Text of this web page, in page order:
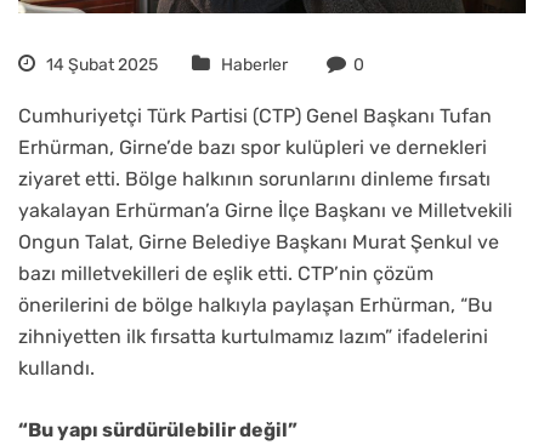
14 Şubat 2025 Haberler 0
Cumhuriyetçi Türk Partisi (CTP) Genel Başkanı Tufan
Erhürman, Girne’de bazı spor kulüpleri ve dernekleri
ziyaret etti. Bölge halkının sorunlarını dinleme fırsatı
yakalayan Erhürman’a Girne İlçe Başkanı ve Milletvekili
Ongun Talat, Girne Belediye Başkanı Murat Şenkul ve
bazı milletvekilleri de eşlik etti. CTP’nin çözüm
önerilerini de bölge halkıyla paylaşan Erhürman, “Bu
zihniyetten ilk fırsatta kurtulmamız lazım” ifadelerini
kullandı.
“Bu yapı sürdürülebilir değil”